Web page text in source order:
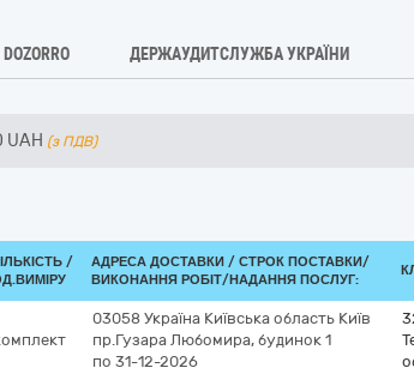
DOZORRO ДЕРЖАУДИТСЛУЖБА УКРАЇНИ
UAH (з ПДВ)
/
АДРЕСА ДОСТАВКИ / СТРОК ПОСТАВКИ/
ВИКОНАННЯ РОБІТ/НАДАННЯ ПОСЛУГ:
03058 Україна Київська область Київ
пр.Гузара Любомира, будинок 1
по 31-12-2026